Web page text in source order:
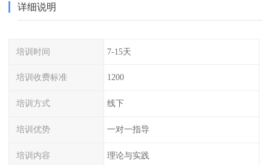
详细说明
培训时间 7-15天
培训收费标准 1200
培训方式 线下
培训优势 一对一指导
培训内容 理论与实践